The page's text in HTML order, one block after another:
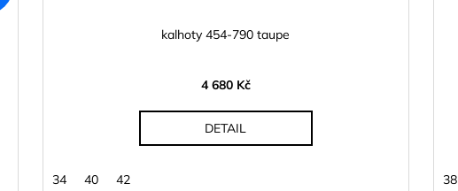
kalhoty 454-790 taupe
4 680 Kč
DETAIL
34 40 42 38